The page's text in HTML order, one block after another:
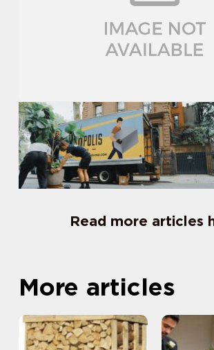
Read more articles
More articles